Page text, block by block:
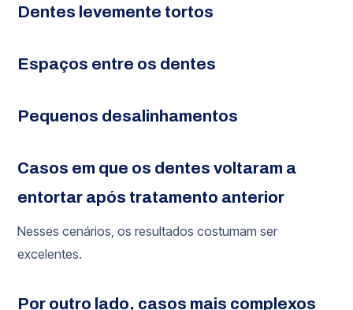
Dentes levemente tortos
Espaços entre os dentes
Pequenos desalinhamentos
Casos em que os dentes voltaram a
entortar após tratamento anterior
Nesses cenários, os resultados costumam ser
excelentes.
Por outro lado, casos mais complexos